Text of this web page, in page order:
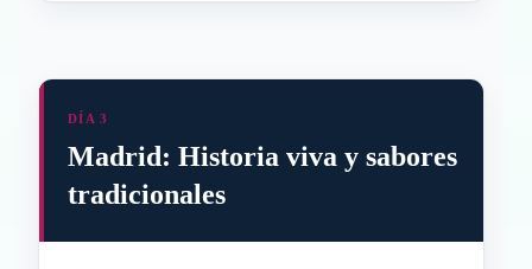
DÍA 3
Madrid: Historia viva y sabores
tradicionales